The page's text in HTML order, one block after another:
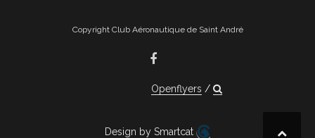
Copyright Club Aéronautique de Saint André
Openflyers
Design by Smartcat